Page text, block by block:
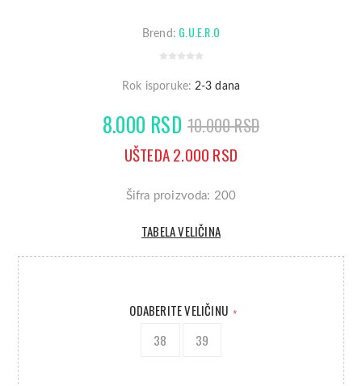
Brend: G.U.E.R.O
Rok isporuke: 2-3 dana
8.000 RSD 10.000 RSD
UŠTEDA 2.000 RSD
Šifra proizvoda: 200
TABELA VELIČINA
ODABERITE VELIČINU *
38 39